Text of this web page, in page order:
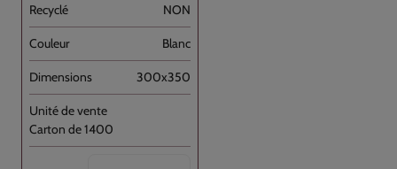
NON
Blanc
300x350
Carton de 1400